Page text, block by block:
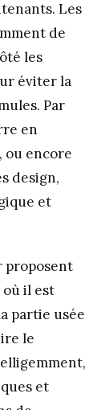
Les
de
les
éviter la
Par
en
ou encore
design,
et
proposent
où il est
partie usée
le
et